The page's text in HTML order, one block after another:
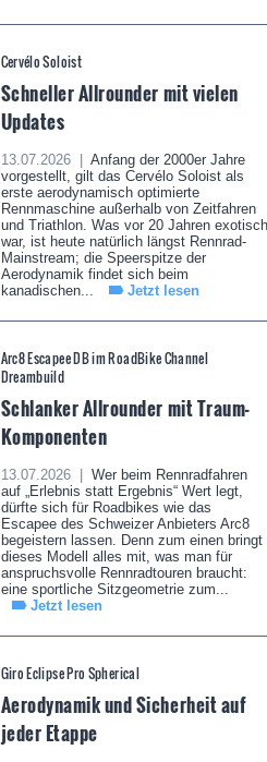
Cervélo Soloist
Schneller Allrounder mit vielen
Updates
13.07.2026 |
Anfang der 2000er Jahre
vorgestellt, gilt das Cervélo Soloist als
erste aerodynamisch optimierte
Rennmaschine außerhalb von Zeitfahren
und Triathlon. Was vor 20 Jahren exotisch
war, ist heute natürlich längst Rennrad-
Mainstream; die Speerspitze der
Aerodynamik findet sich beim
kanadischen...
Jetzt lesen
Arc8 Escapee DB im RoadBike Channel
Dreambuild
Schlanker Allrounder mit Traum-
Komponenten
13.07.2026 |
Wer beim Rennradfahren
auf „Erlebnis statt Ergebnis“ Wert legt,
dürfte sich für Roadbikes wie das
Escapee des Schweizer Anbieters Arc8
begeistern lassen. Denn zum einen bringt
dieses Modell alles mit, was man für
anspruchsvolle Rennradtouren braucht:
eine sportliche Sitzgeometrie zum...
Jetzt lesen
Giro Eclipse Pro Spherical
Aerodynamik und Sicherheit auf
jeder Etappe